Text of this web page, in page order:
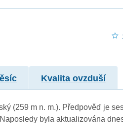
Kvalita ovzduší
(259 m n. m.). Předpověď je
byla aktualizována